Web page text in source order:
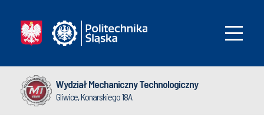
Wydział Mechaniczny Technologiczny
Gliwice, Konarskiego 18A